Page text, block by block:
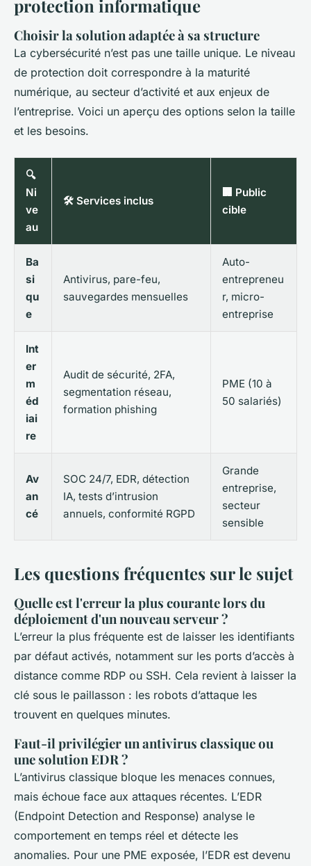
protection informatique
Choisir la solution adaptée à sa structure
La cybersécurité n’est pas une taille unique. Le niveau
de protection doit correspondre à la maturité
numérique, au secteur d’activité et aux enjeux de
l’entreprise. Voici un aperçu des options selon la taille
et les besoins.
🔍
Ni
ve
au
🛠️ Services inclus
🏢 Public
cible
Ba
si
qu
e
Antivirus, pare-feu,
sauvegardes mensuelles
Auto-
entrepreneu
r, micro-
entreprise
Int
er
m
éd
iai
re
Audit de sécurité, 2FA,
segmentation réseau,
formation phishing
PME (10 à
50 salariés)
Av
an
cé
SOC 24/7, EDR, détection
IA, tests d’intrusion
annuels, conformité RGPD
Grande
entreprise,
secteur
sensible
Les questions fréquentes sur le sujet
Quelle est l'erreur la plus courante lors du
déploiement d'un nouveau serveur ?
L’erreur la plus fréquente est de laisser les identifiants
par défaut activés, notamment sur les ports d’accès à
distance comme RDP ou SSH. Cela revient à laisser la
clé sous le paillasson : les robots d’attaque les
trouvent en quelques minutes.
Faut-il privilégier un antivirus classique ou
une solution EDR ?
L’antivirus classique bloque les menaces connues,
mais échoue face aux attaques récentes. L’EDR
(Endpoint Detection and Response) analyse le
comportement en temps réel et détecte les
anomalies. Pour une PME exposée, l’EDR est devenu